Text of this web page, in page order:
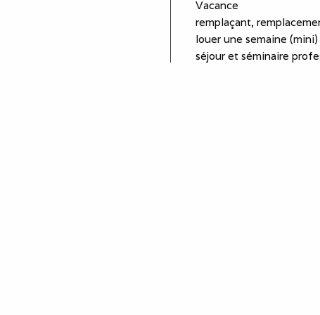
Vacance
remplaçant,
louer une semaine
séjour et séminaire